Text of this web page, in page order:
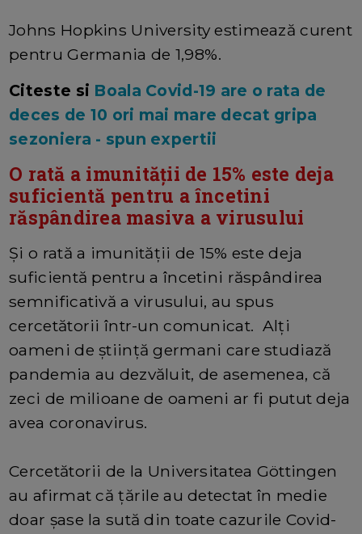
Johns Hopkins University estimează curent
pentru Germania de 1,98%.
Citeste si Boala Covid-19 are o rata de
deces de 10 ori mai mare decat gripa
sezoniera - spun expertii
O rată a imunității de 15% este deja
suficientă pentru a încetini
răspândirea masiva a virusului
Și o rată a imunității de 15% este deja
suficientă pentru a încetini răspândirea
semnificativă a virusului, au spus
cercetătorii într-un comunicat. Alți
oameni de știință germani care studiază
pandemia au dezvăluit, de asemenea, că
zeci de milioane de oameni ar fi putut deja
avea coronavirus.
Cercetătorii de la Universitatea Göttingen
au afirmat că țările au detectat în medie
doar șase la sută din toate cazurile Covid-